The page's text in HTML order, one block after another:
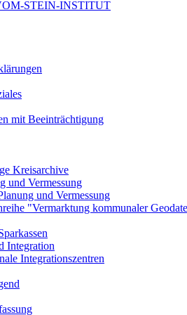
STEIN-INSTITUT
mit Beeinträchtigung
Kreisarchive
und Vermessung
und Vermessung
"Vermarktung kommunaler
Integration
Integrationszentren